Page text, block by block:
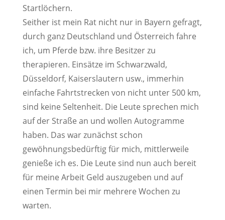
Startlöchern.
Seither ist mein Rat nicht nur in Bayern gefragt,
durch ganz Deutschland und Österreich fahre
ich, um Pferde bzw. ihre Besitzer zu
therapieren. Einsätze im Schwarzwald,
Düsseldorf, Kaiserslautern usw., immerhin
einfache Fahrtstrecken von nicht unter 500 km,
sind keine Seltenheit. Die Leute sprechen mich
auf der Straße an und wollen Autogramme
haben. Das war zunächst schon
gewöhnungsbedürftig für mich, mittlerweile
genieße ich es. Die Leute sind nun auch bereit
für meine Arbeit Geld auszugeben und auf
einen Termin bei mir mehrere Wochen zu
warten.